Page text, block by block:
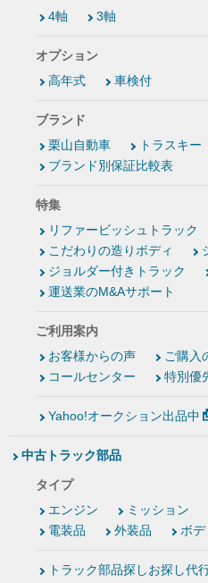
4軸
3軸
オプション
高年式
車検付
ブランド
栗山自動車
トラスキー
ブランド別保証比較表
特集
リファービッシュトラック
こだわりの造りボディ
ジョルダー付きトラック
運送業のM&Aサポート
ご利用案内
お客様からの声
ご購入
コールセンター
特別優
Yahoo!オークション出品中
中古トラック部品
タイプ
エンジン
ミッション
電装品
外装品 ボ
トラック部品探しお探し代